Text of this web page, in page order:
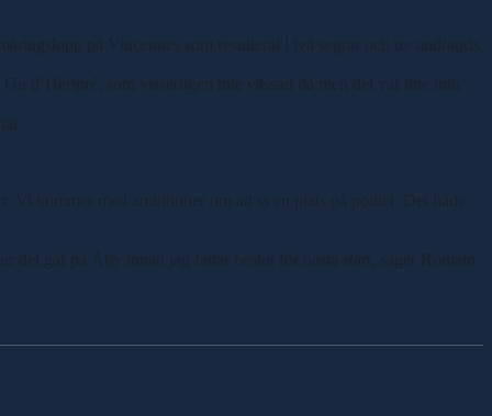
på Vincennes som resulterat i två segrar och tre andrapris
d’Héripré, som visserligen inte vässad då men det var inte min
kommer med ambitioner om att ta en plats på podiet. Det hade
går på Åby innan jag fattar beslut för nästa start, säger Romain